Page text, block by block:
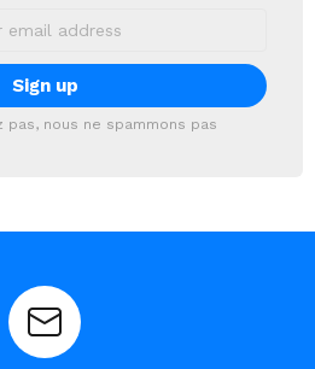
pas, nous ne spammons pas